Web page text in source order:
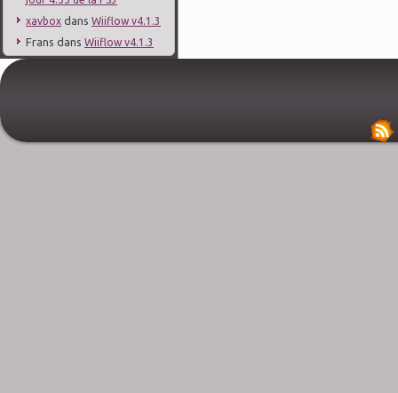
xavbox dans Wiiflow v4.1.3
Frans dans Wiiflow v4.1.3